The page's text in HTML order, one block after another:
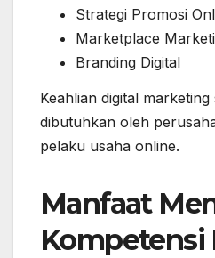
Strategi Promosi
Marketplace
Branding Digital
Keahlian digital
dibutuhkan oleh
pelaku usaha online.
Manfaat
Kompetensi